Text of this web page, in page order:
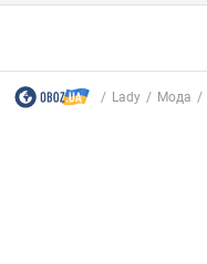
Lady Мода